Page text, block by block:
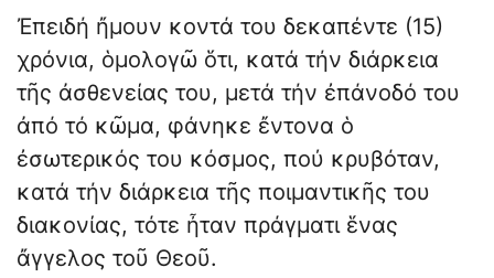
Ἐπειδή ἤμουν κοντά του δεκαπέντε (15)
χρόνια, ὁμολογῶ ὅτι, κατά τήν διάρκεια
τῆς ἀσθενείας του, μετά τήν ἐπάνοδό του
ἀπό τό κῶμα, φάνηκε ἔντονα ὁ
ἐσωτερικός του κόσμος, πού κρυβόταν,
κατά τήν διάρκεια τῆς ποιμαντικῆς του
διακονίας, τότε ἦταν πράγματι ἕνας
ἄγγελος τοῦ Θεοῦ.